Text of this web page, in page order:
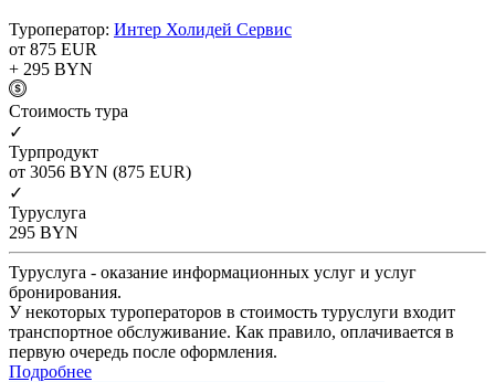
Туроператор: Интер Холидей Сервис
от 875 EUR
+ 295 BYN
Cтоимость тура
✓
Турпродукт
от 3056 BYN (875 EUR)
✓
Туруслуга
295 BYN
Туруслуга - оказание информационных услуг и услуг
бронирования.
У некоторых туроператоров в стоимость туруслуги входит
транспортное обслуживание. Как правило, оплачивается в
первую очередь после оформления.
Подробнее